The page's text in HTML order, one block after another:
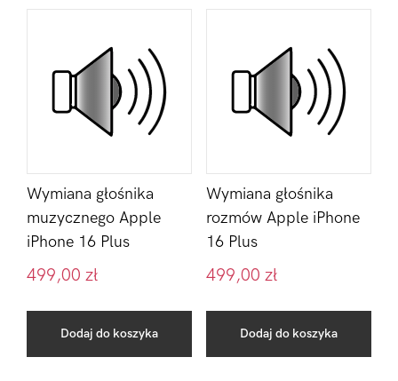
Wymiana głośnika
muzycznego Apple
iPhone 16 Plus
499,00 zł
Dodaj do koszyka
Wymiana głośnika
rozmów Apple iPhone
16 Plus
499,00 zł
Dodaj do koszyka